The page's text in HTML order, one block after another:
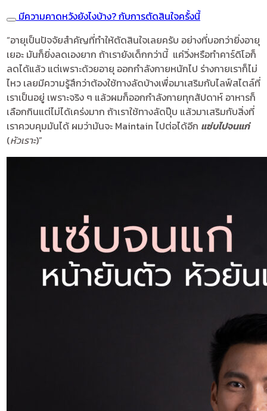
มีความคาดหวังยังไงบ้าง? กับการตัดสินใจครั้งนี้
“อายุเป็นปัจจัยสำคัญที่ทำให้ตัดสินใจเลยครับ อย่างที่บอกว่ายิ่งอายุ
เยอะ มันก็ยิ่งลดเองยาก ถ้าเรายังเด็กกว่านี้ แค่วิ่งหรือทำคาร์ดิโอก็
ลดได้แล้ว แต่เพราะด้วยอายุ ออกกำลังกายหนักไป ร่างกายเราก็ไม่
ไหว เลยมีความรู้สึกว่าต้องใช้ทางลัดบ้างเพื่อมาเสริมกับไลฟ์สไตล์ที่
เราเป็นอยู่ เพราะจริง ๆ แล้วผมก็ออกกำลังกายทุกสัปดาห์ อาหารก็
เลือกกินแต่ไม่ได้เคร่งมาก ถ้าเราใช้ทางลัดปุ๊บ แล้วมาเสริมกับสิ่งที่
เราควบคุมมันได้ ผมว่ามันจะ Maintain ไปต่อได้อีก แซ่บไปจนแก่
(หัวเราะ)”